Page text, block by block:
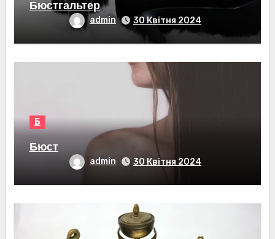
Бюстгальтер
admin 30 Квітня 2024
Б
Бюст
admin 30 Квітня 2024